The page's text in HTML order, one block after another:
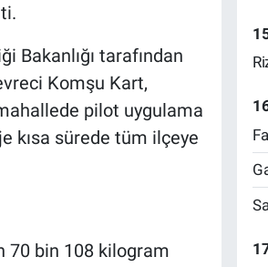
Bakanlığı tarafından
Komşu Kart,
pilot uygulama
kısa sürede tüm ilçeye
70 bin 108 kilogram